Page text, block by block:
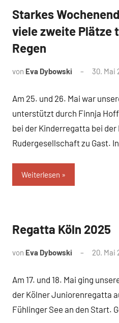
News
Starkes
viele zweite Plätze
Regen
von Eva Dybowski 30. Mai
Am 25. und 26. Mai war
unterstützt durch Finnja
bei der Kinderregatta bei
Rudergesellschaft zu Gast.
Weiterlesen
News
Regatta Köln 2025
von Eva Dybowski 20. Mai
Am 17. und 18. Mai ging
der Kölner Juniorenregatta
Fühlinger See an den Start.